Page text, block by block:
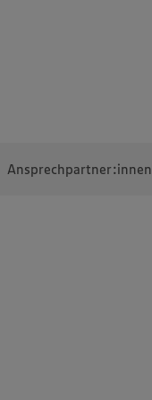
Ansprechpartner:innen